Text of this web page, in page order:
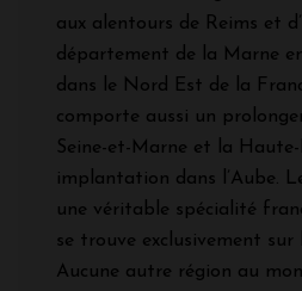
aux alentours de Reims et
département de la Marne
dans le Nord Est de la
comporte aussi un
Seine-et-Marne et la
implantation dans l’Aube.
une véritable spécialité
se trouve exclusivement
Aucune autre région au